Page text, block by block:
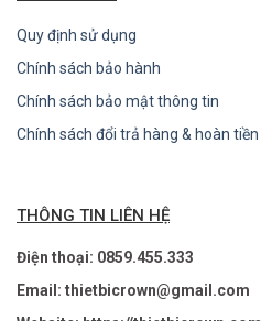
Quy định sử dụng
Chính sách bảo hành
Chính sách bảo mật thông tin
Chính sách đổi trả hàng & hoàn tiền
THÔNG TIN LIÊN HỆ
Điện thoại: 0859.455.333
Email: thietbicrown@gmail.com